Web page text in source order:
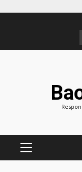
MENU
PRINCIPAL